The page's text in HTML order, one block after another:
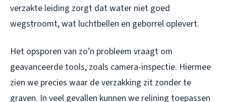
verzakte leiding zorgt dat water niet goed
wegstroomt, wat luchtbellen en geborrel oplevert.
Het opsporen van zo’n probleem vraagt om
geavanceerde tools, zoals camera-inspectie. Hiermee
zien we precies waar de verzakking zit zonder te
graven. In veel gevallen kunnen we relining toepassen